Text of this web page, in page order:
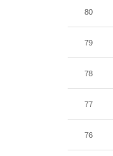
80
79
78
77
76